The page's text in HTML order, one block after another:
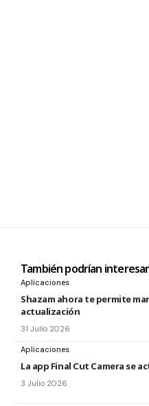
También podrían
Aplicaciones
Shazam ahora te permite
actualización
31 Julio 2026
Aplicaciones
La app Final Cut Camera se
3 Julio 2026